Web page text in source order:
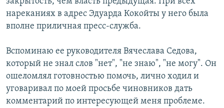
нареканиях в адрес Эдуарда Кокойты у него была
вполне приличная пресс-служба.
Вспоминаю ее руководителя Вячеслава Седова,
который не знал слов "нет", "не знаю", "не могу". Он
ошеломлял готовностью помочь, лично ходил и
уговаривал по моей просьбе чиновников дать
комментарий по интересующей меня проблеме.